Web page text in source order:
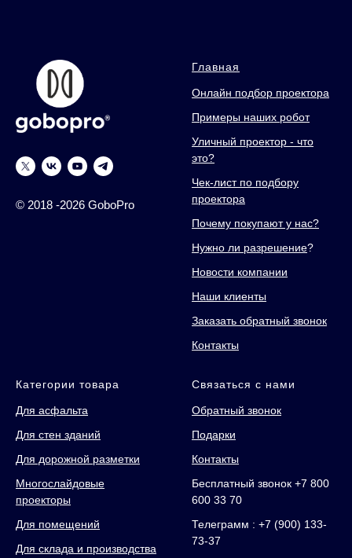
© 2018 -2026 GoboPro
Главная
Онлайн подбор проектора
Примеры наших робот
Уличный проектор - что
это?
Чек-лист по подбору
проектора
Почему покупают у нас?
Нужно ли разрешение?
Новости компании
Наши клиенты
Заказать обратный звонок
Контакты
Категории товара
Для асфальта
Для стен зданий
Для дорожной разметки
Многослайдовые
проекторы
Для помещений
Для склада и производства
Связаться с нами
Обратный звонок
Подарки
Контакты
Бесплатный звонок +7 800
600 33 70
Телеграмм : +7 (900) 133-
73-37